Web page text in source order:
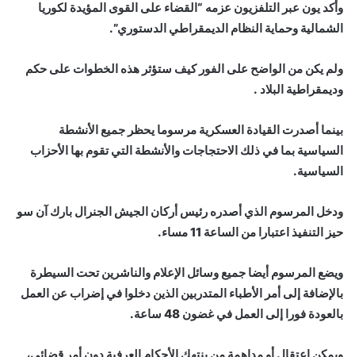
وأكد يون عبر التلفزيون عزمه “القضاء على القوى المؤيدة لكوريا
الشمالية وحماية النظام الديمقراطي الدستوري”.
ولم يكن من الواضح على الفور كيف ستؤثر هذه الخطوات على حكم
وديمقراطية البلاد .
بينما أصدرت القيادة العسكرية مرسوما يحظر جميع الأنشطة
السياسية بما في ذلك الاحتجاجات والأنشطة التي تقوم بها الأحزاب
السياسية.
ودخل المرسوم الذي أصدره رئيس أركان الجيش الجنرال بارك آن سو
حيز التنفيذ اعتبارا من الساعة 11 مساء.
ويضع المرسوم أيضا جميع وسائل الإعلام والناشرين تحت السيطرة
بالإضافة إلى أمر الأطباء المتدربين الذين دخلوا في إضراب عن العمل
بالعودة فورا إلى العمل في غضون 48 ساعة.
ويمكن اعتقال أو مداهمة من ينتهك الأحكام العرفية دون أمر قضائي،